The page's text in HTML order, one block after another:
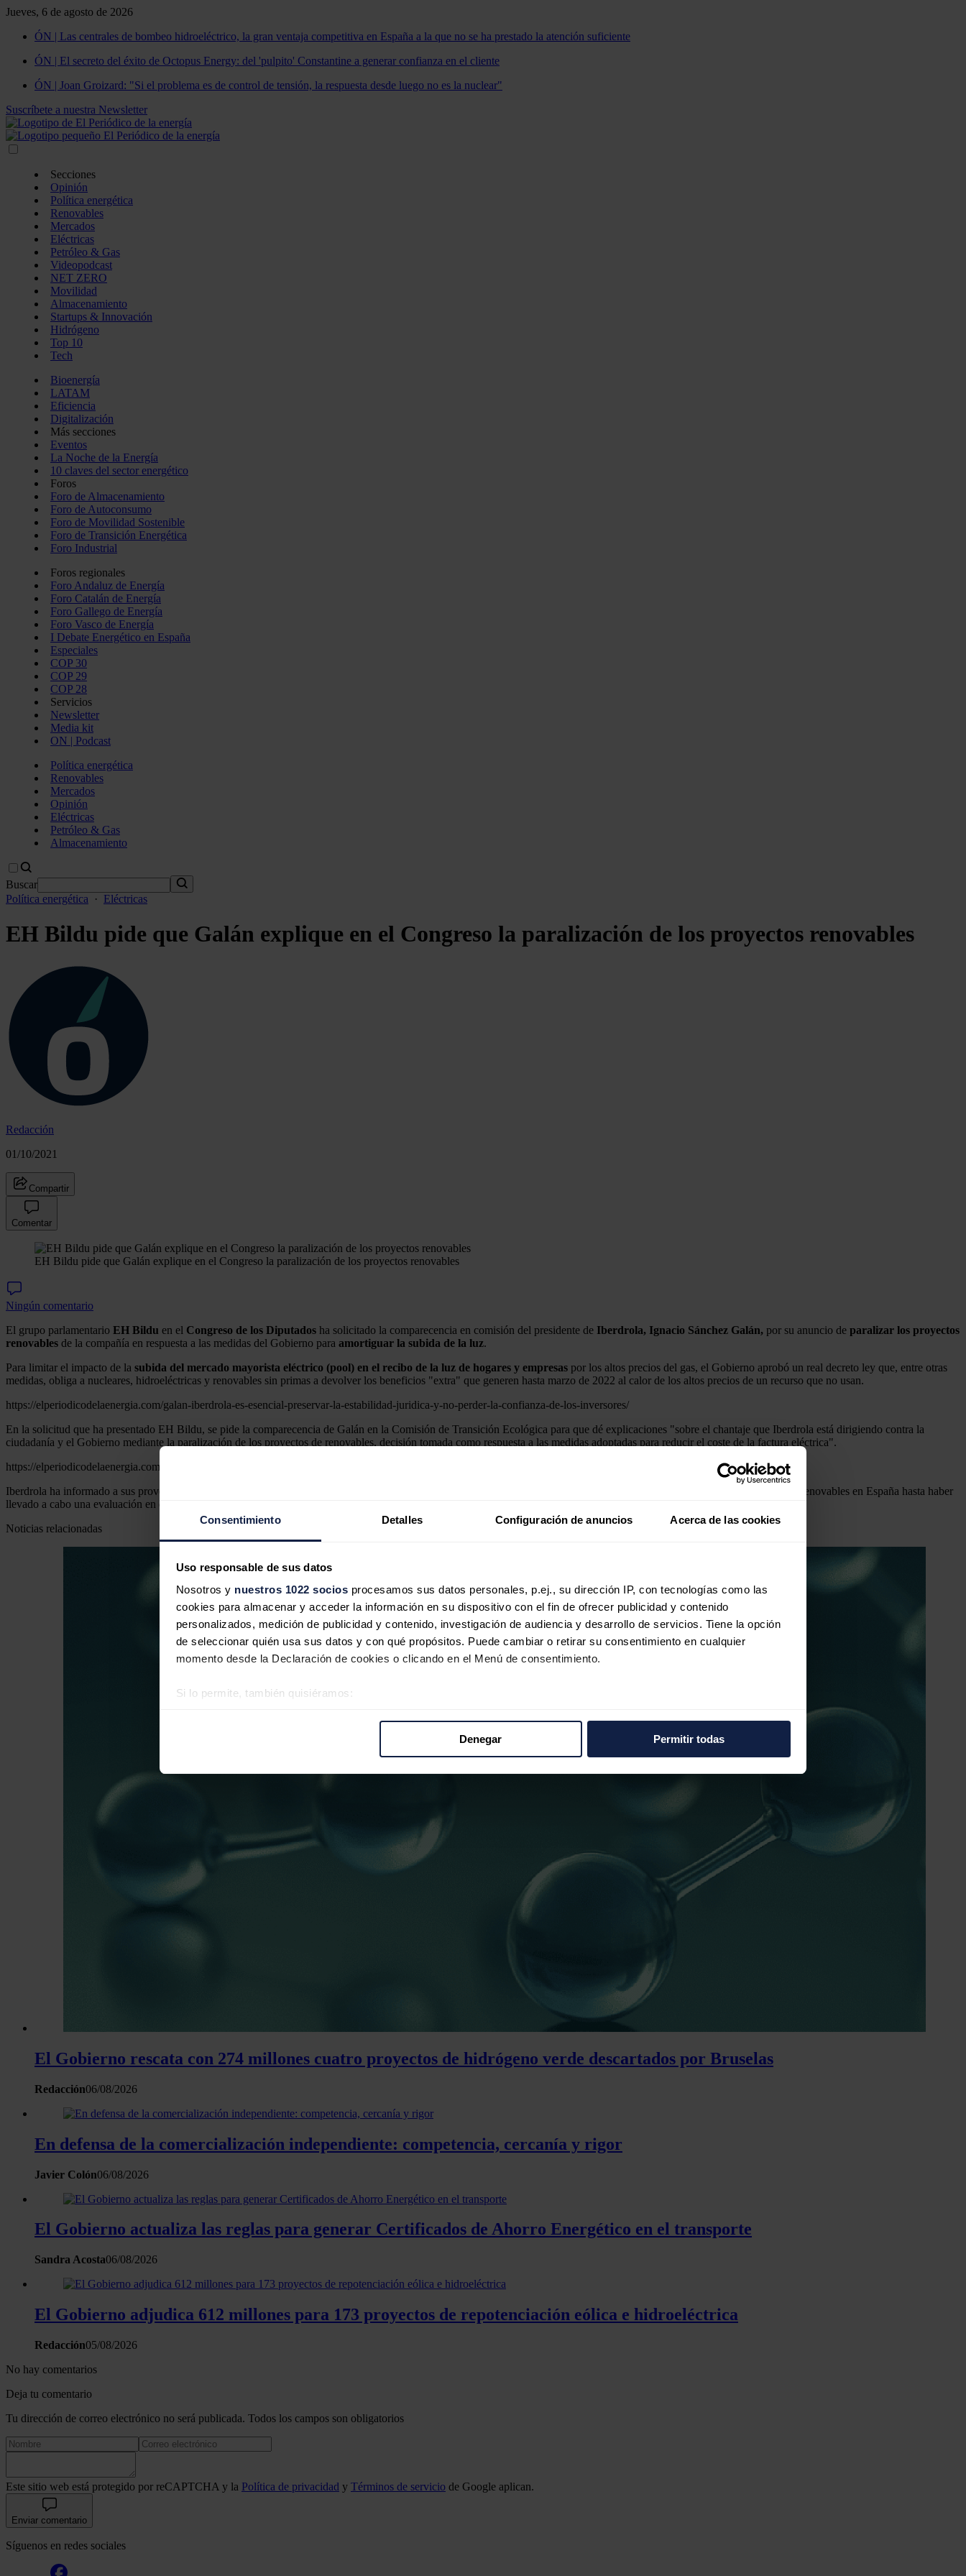
Consentimiento Detalles Configuración de anuncios Acerca de las cookies
Uso responsable de sus datos
Nosotros y nuestros 1022 socios procesamos sus datos personales, p.ej., su dirección IP, con tecnologías como las
cookies para almacenar y acceder la información en su dispositivo con el fin de ofrecer publicidad y contenido
personalizados, medición de publicidad y contenido, investigación de audiencia y desarrollo de servicios. Tiene la opción
de seleccionar quién usa sus datos y con qué propósitos. Puede cambiar o retirar su consentimiento en cualquier
momento desde la Declaración de cookies o clicando en el Menú de consentimiento.
Si lo permite, también quisiéramos:
y analizar el tráfico. Además, compartimos información sobre el uso que haga del sitio web con nuestros partners de
redes sociales, publicidad y análisis web, quienes pueden combinarla con otra información que les haya proporcionado o
que hayan recopilado a partir del uso que haya hecho de sus servicios.
Denegar Permitir todas
Jueves, 6 de agosto de 2026
ÓN | Las centrales de bombeo hidroeléctrico, la gran ventaja competitiva en España a la que no se ha prestado la atención suficiente
ÓN | El secreto del éxito de Octopus Energy: del 'pulpito' Constantine a generar confianza en el cliente
ÓN | Joan Groizard: "Si el problema es de control de tensión, la respuesta desde luego no es la nuclear"
Suscríbete a nuestra Newsletter
Secciones
Opinión
Política energética
Renovables
Mercados
Eléctricas
Petróleo & Gas
Videopodcast
NET ZERO
Movilidad
Almacenamiento
Startups & Innovación
Hidrógeno
Top 10
Tech
Bioenergía
LATAM
Eficiencia
Digitalización
Más secciones
Eventos
La Noche de la Energía
10 claves del sector energético
Foros
Foro de Almacenamiento
Foro de Autoconsumo
Foro de Movilidad Sostenible
Foro de Transición Energética
Foro Industrial
Foros regionales
Foro Andaluz de Energía
Foro Catalán de Energía
Foro Gallego de Energía
Foro Vasco de Energía
I Debate Energético en España
Especiales
COP 30
COP 29
COP 28
Servicios
Newsletter
Media kit
ON | Podcast
Política energética
Renovables
Mercados
Opinión
Eléctricas
Petróleo & Gas
Almacenamiento
Buscar
Política energética
· Eléctricas
EH Bildu pide que Galán explique en el Congreso la paralización de los proyectos renovables
Redacción
01/10/2021
Compartir
Comentar
EH Bildu pide que Galán explique en el Congreso la paralización de los proyectos renovables
Ningún comentario
El grupo parlamentario EH Bildu en el Congreso de los Diputados ha solicitado la comparecencia en comisión del presidente de Iberdrola, Ignacio Sánchez Galán, por su anuncio de paralizar los proyectos
renovables de la compañía en respuesta a las medidas del Gobierno para amortiguar la subida de la luz.
Para limitar el impacto de la subida del mercado mayorista eléctrico (pool) en el recibo de la luz de hogares y empresas por los altos precios del gas, el Gobierno aprobó un real decreto ley que, entre otras
medidas, obliga a nucleares, hidroeléctricas y renovables sin primas a devolver los beneficios "extra" que generen hasta marzo de 2022 al calor de los altos precios de un recurso que no usan.
https://elperiodicodelaenergia.com/galan-iberdrola-es-esencial-preservar-la-estabilidad-juridica-y-no-perder-la-confianza-de-los-inversores/
En la solicitud que ha presentado EH Bildu, se pide la comparecencia de Galán en la Comisión de Transición Ecológica para que dé explicaciones "sobre el chantaje que Iberdrola está dirigiendo contra la
ciudadanía y el Gobierno mediante la paralización de los proyectos de renovables, decisión tomada como respuesta a las medidas adoptadas para reducir el coste de la factura eléctrica".
https://elperiodicodelaenergia.com/iberdrola-paraliza-las-licitaciones-en-curso-de-proyectos-de-renovables-tras-las-medidas-del-gobierno/
Iberdrola ha informado a sus proveedores de que ha decidido paralizar los procesos de licitación en curso de bienes y servicios asociados a la construcción de nuevos proyectos renovables en España hasta haber
llevado a cabo una evaluación en detalle de su viabilidad económica tras la entrada en vigor del real decreto ley del Gobierno.
Noticias relacionadas
El Gobierno rescata con 274 millones cuatro proyectos de hidrógeno verde descartados por Bruselas
Redacción06/08/2026
En defensa de la comercialización independiente: competencia, cercanía y rigor
Javier Colón06/08/2026
El Gobierno actualiza las reglas para generar Certificados de Ahorro Energético en el transporte
Sandra Acosta06/08/2026
El Gobierno adjudica 612 millones para 173 proyectos de repotenciación eólica e hidroeléctrica
Redacción05/08/2026
No hay comentarios
Deja tu comentario
Tu dirección de correo electrónico no será publicada. Todos los campos son obligatorios
Este sitio web está protegido por reCAPTCHA y la Política de privacidad y Términos de servicio de Google aplican.
Enviar comentario
Síguenos en redes sociales